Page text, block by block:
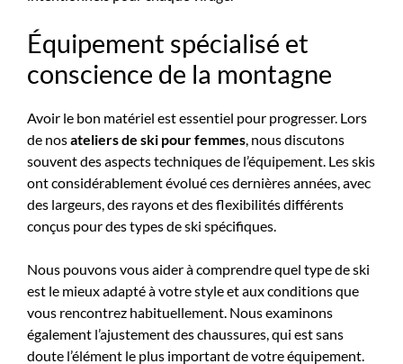
Équipement spécialisé et
conscience de la montagne
Avoir le bon matériel est essentiel pour progresser. Lors
de nosateliers de ski pour femmes , nous discutons
souvent des aspects techniques de l’équipement. Les skis
ont considérablement évolué ces dernières années, avec
des largeurs, des rayons et des flexibilités différents
conçus pour des types de ski spécifiques.
Nous pouvons vous aider à comprendre quel type de ski
est le mieux adapté à votre style et aux conditions que
vous rencontrez habituellement. Nous examinons
également l’ajustement des chaussures, qui est sans
doute l’élément le plus important de votre équipement.